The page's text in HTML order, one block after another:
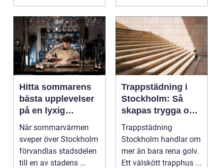
Hitta sommarens
bästa upplevelser
på en lyxig
uteservering på
Östermalm
När sommarvärmen
sveper över Stockholm
förvandlas stadsdelen
till en av stadens ...
Trappstädning i
Stockholm: Så
skapas trygga och
trivsamma
trapphus
Trappstädning
Stockholm handlar om
mer än bara rena golv.
Ett välskött trapphus ...